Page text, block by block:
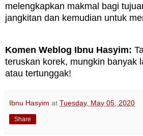
melengkapkan makmal bagi
jangkitan dan kemudian untuk
Komen Weblog Ibnu Hasyim:
teruskan korek, mungkin banyak
atau tertunggak!
Ibnu Hasyim at Tuesday, May 05, 2020
Share